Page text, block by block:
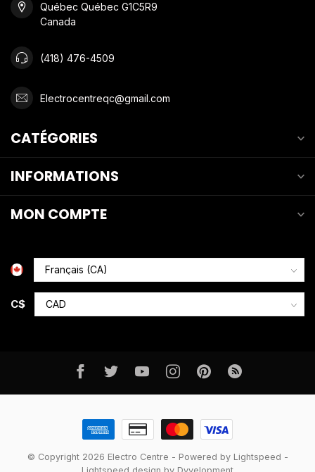
Québec Québec G1C5R9
Canada
(418) 476-4509
Electrocentreqc@gmail.com
CATÉGORIES
INFORMATIONS
MON COMPTE
C$
© Copyright 2026 Electro Centre - Powered by Lightspeed -